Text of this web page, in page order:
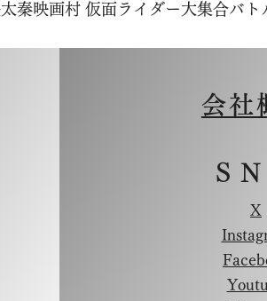
太秦映画村 仮面ライダー大集合バト
会社
X